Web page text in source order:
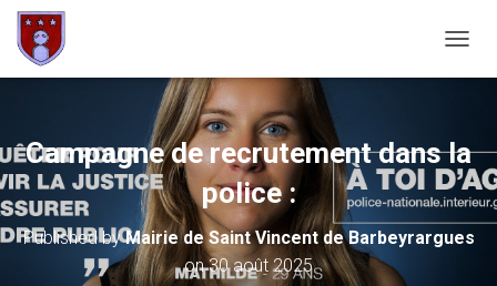
Campagne de recrutement dans la
police :
Published byMairie de Saint Vincent de Barbeyrargues
on30 août 2025